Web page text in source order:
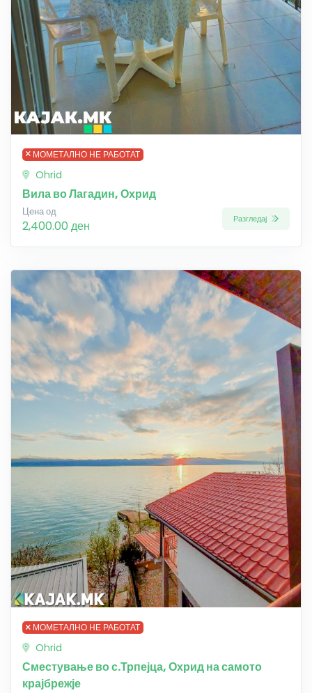
МОМЕТАЛНО НЕ РАБОТАТ
Ohrid
Вила во Лагадин, Охрид
Цена од
2,400.00 ден Разгледај
МОМЕТАЛНО НЕ РАБОТАТ
Ohrid
Сместување во с.Трпејца, Охрид на самото
крајбрежје